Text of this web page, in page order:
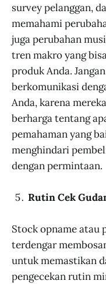
survey pelanggan,
memahami
juga perubahan
tren makro yang
produk Anda.
berkomunikasi
Anda, karena
berharga tentang
pemahaman yang
menghindari
dengan permintaan.
Rutin Cek
Stock opname atau
terdengar
untuk memastikan
pengecekan rutin